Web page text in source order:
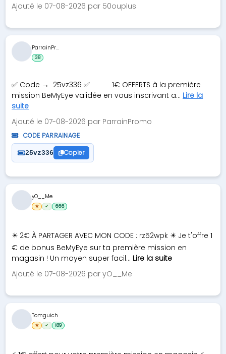
Ajouté le 07-08-2026 par 50ouplus
✅ㅤ Code → 25vz336 ㅤ✅ ‎ ‎ ‎ ‎ ‎ ‎ ‎ ‎ ‎ ‎ 1€ OFFERTS à la première
mission BeMyEye validée en vous inscrivant a... Lire la
suite
Ajouté le 07-08-2026 par ParrainPromo
CODE PARRAINAGE
25vz336 Copier
ParrainPr...
38
✴️ 2€ À PARTAGER AVEC MON CODE : rz52wpk ✴️ Je t'offre 1
€ de bonus BeMyEye sur ta première mission en
magasin ! Un moyen super facil... Lire la suite
Ajouté le 07-08-2026 par yO__Me
yO__Me
★ ✓ 666
Tomguich
★ ✓ 189